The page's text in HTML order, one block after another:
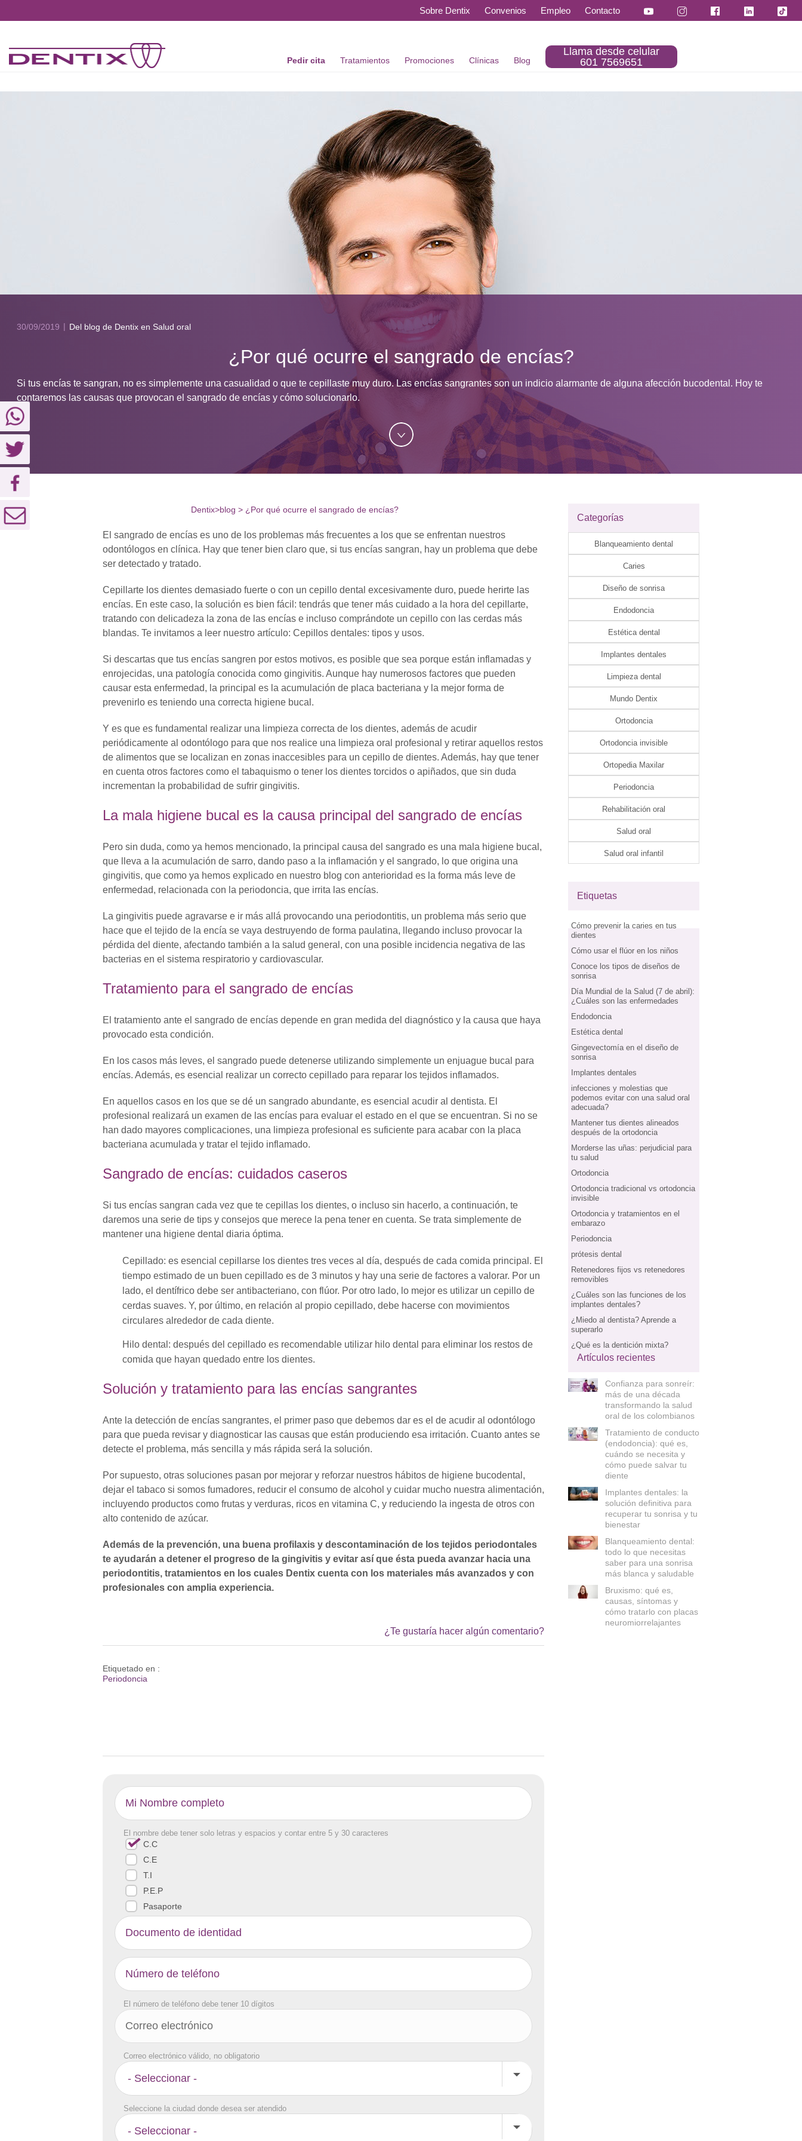
Sobre Dentix Convenios Empleo Contacto
Llama desde celular
601 7569651
Pedir cita Tratamientos Promociones Clínicas Blog
30/09/2019 Del blog de Dentix en Salud oral
¿Por qué ocurre el sangrado de encías?
Si tus encías te sangran, no es simplemente una casualidad o que te cepillaste muy duro. Las encías sangrantes son un indicio alarmante de alguna afección bucodental. Hoy te
contaremos las causas que provocan el sangrado de encías y cómo solucionarlo.
Dentix>blog > ¿Por qué ocurre el sangrado de encías?
El sangrado de encías es uno de los problemas más frecuentes a los que se enfrentan nuestros
odontólogos en clínica. Hay que tener bien claro que, si tus encías sangran, hay un problema que debe
ser detectado y tratado.
Cepillarte los dientes demasiado fuerte o con un cepillo dental excesivamente duro, puede herirte las
encías. En este caso, la solución es bien fácil: tendrás que tener más cuidado a la hora del cepillarte,
tratando con delicadeza la zona de las encías e incluso comprándote un cepillo con las cerdas más
blandas. Te invitamos a leer nuestro artículo: Cepillos dentales: tipos y usos.
Si descartas que tus encías sangren por estos motivos, es posible que sea porque están inflamadas y
enrojecidas, una patología conocida como gingivitis. Aunque hay numerosos factores que pueden
causar esta enfermedad, la principal es la acumulación de placa bacteriana y la mejor forma de
prevenirlo es teniendo una correcta higiene bucal.
Y es que es fundamental realizar una limpieza correcta de los dientes, además de acudir
periódicamente al odontólogo para que nos realice una limpieza oral profesional y retirar aquellos restos
de alimentos que se localizan en zonas inaccesibles para un cepillo de dientes. Además, hay que tener
en cuenta otros factores como el tabaquismo o tener los dientes torcidos o apiñados, que sin duda
incrementan la probabilidad de sufrir gingivitis.
La mala higiene bucal es la causa principal del sangrado de encías
Pero sin duda, como ya hemos mencionado, la principal causa del sangrado es una mala higiene bucal,
que lleva a la acumulación de sarro, dando paso a la inflamación y el sangrado, lo que origina una
gingivitis, que como ya hemos explicado en nuestro blog con anterioridad es la forma más leve de
enfermedad, relacionada con la periodoncia, que irrita las encías.
La gingivitis puede agravarse e ir más allá provocando una periodontitis, un problema más serio que
hace que el tejido de la encía se vaya destruyendo de forma paulatina, llegando incluso provocar la
pérdida del diente, afectando también a la salud general, con una posible incidencia negativa de las
bacterias en el sistema respiratorio y cardiovascular.
Tratamiento para el sangrado de encías
El tratamiento ante el sangrado de encías depende en gran medida del diagnóstico y la causa que haya
provocado esta condición.
En los casos más leves, el sangrado puede detenerse utilizando simplemente un enjuague bucal para
encías. Además, es esencial realizar un correcto cepillado para reparar los tejidos inflamados.
En aquellos casos en los que se dé un sangrado abundante, es esencial acudir al dentista. El
profesional realizará un examen de las encías para evaluar el estado en el que se encuentran. Si no se
han dado mayores complicaciones, una limpieza profesional es suficiente para acabar con la placa
bacteriana acumulada y tratar el tejido inflamado.
Sangrado de encías: cuidados caseros
Si tus encías sangran cada vez que te cepillas los dientes, o incluso sin hacerlo, a continuación, te
daremos una serie de tips y consejos que merece la pena tener en cuenta. Se trata simplemente de
mantener una higiene dental diaria óptima.
Cepillado: es esencial cepillarse los dientes tres veces al día, después de cada comida principal. El
tiempo estimado de un buen cepillado es de 3 minutos y hay una serie de factores a valorar. Por un
lado, el dentífrico debe ser antibacteriano, con flúor. Por otro lado, lo mejor es utilizar un cepillo de
cerdas suaves. Y, por último, en relación al propio cepillado, debe hacerse con movimientos
circulares alrededor de cada diente.
Hilo dental: después del cepillado es recomendable utilizar hilo dental para eliminar los restos de
comida que hayan quedado entre los dientes.
Solución y tratamiento para las encías sangrantes
Ante la detección de encías sangrantes, el primer paso que debemos dar es el de acudir al odontólogo
para que pueda revisar y diagnosticar las causas que están produciendo esa irritación. Cuanto antes se
detecte el problema, más sencilla y más rápida será la solución.
Por supuesto, otras soluciones pasan por mejorar y reforzar nuestros hábitos de higiene bucodental,
dejar el tabaco si somos fumadores, reducir el consumo de alcohol y cuidar mucho nuestra alimentación,
incluyendo productos como frutas y verduras, ricos en vitamina C, y reduciendo la ingesta de otros con
alto contenido de azúcar.
Además de la prevención, una buena profilaxis y descontaminación de los tejidos periodontales
te ayudarán a detener el progreso de la gingivitis y evitar así que ésta pueda avanzar hacia una
periodontitis, tratamientos en los cuales Dentix cuenta con los materiales más avanzados y con
profesionales con amplia experiencia.
¿Te gustaría hacer algún comentario?
Etiquetado en :
Periodoncia
El nombre debe tener solo letras y espacios y contar entre 5 y 30 caracteres
C.C
C.E
T.I
P.E.P
Pasaporte
El número de teléfono debe tener 10 dígitos
Correo electrónico válido, no obligatorio
Seleccione la ciudad donde desea ser atendido
Categorías
Blanqueamiento dental
Caries
Diseño de sonrisa
Endodoncia
Estética dental
Implantes dentales
Limpieza dental
Mundo Dentix
Ortodoncia
Ortodoncia invisible
Ortopedia Maxilar
Periodoncia
Rehabilitación oral
Salud oral
Salud oral infantil
Etiquetas
Cómo prevenir la caries en tus
dientes
Cómo usar el flúor en los niños
Conoce los tipos de diseños de
sonrisa
Día Mundial de la Salud (7 de abril):
¿Cuáles son las enfermedades
Endodoncia
Estética dental
Gingevectomía en el diseño de
sonrisa
Implantes dentales
infecciones y molestias que
podemos evitar con una salud oral
adecuada?
Mantener tus dientes alineados
después de la ortodoncia
Morderse las uñas: perjudicial para
tu salud
Ortodoncia
Ortodoncia tradicional vs ortodoncia
invisible
Ortodoncia y tratamientos en el
embarazo
Periodoncia
prótesis dental
Retenedores fijos vs retenedores
removibles
¿Cuáles son las funciones de los
implantes dentales?
¿Miedo al dentista? Aprende a
superarlo
¿Qué es la dentición mixta?
Artículos recientes
Confianza para sonreír:
más de una década
transformando la salud
oral de los colombianos
Tratamiento de conducto
(endodoncia): qué es,
cuándo se necesita y
cómo puede salvar tu
diente
Implantes dentales: la
solución definitiva para
recuperar tu sonrisa y tu
bienestar
Blanqueamiento dental:
todo lo que necesitas
saber para una sonrisa
más blanca y saludable
Bruxismo: qué es,
causas, síntomas y
cómo tratarlo con placas
neuromiorrelajantes